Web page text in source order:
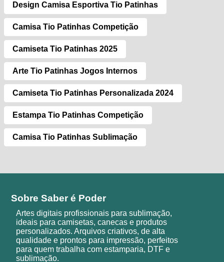
Design Camisa Esportiva Tio Patinhas
Camisa Tio Patinhas Competição
Camiseta Tio Patinhas 2025
Arte Tio Patinhas Jogos Internos
Camiseta Tio Patinhas Personalizada 2024
Estampa Tio Patinhas Competição
Camisa Tio Patinhas Sublimação
Sobre Saber é Poder
Artes digitais profissionais para sublimação,
ideais para camisetas, canecas e produtos
personalizados. Arquivos criativos, de alta
qualidade e prontos para impressão, perfeitos
para quem trabalha com estamparia, DTF e
sublimação.